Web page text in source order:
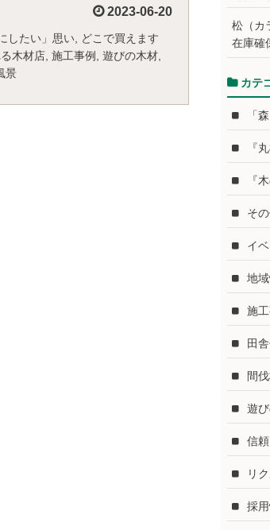
2023-06-20
したい」思い
どこで買えます
木材店 施工事例 遊びの木材
景
松（カ
在庫確
カテ
「
『
『
そ
イ
地
施
田
間
遊
信
リ
採